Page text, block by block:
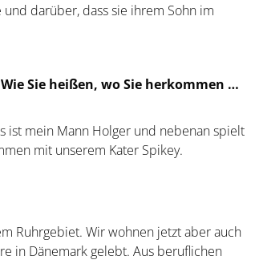
darüber, dass sie ihrem Sohn im
Sie heißen, wo Sie herkommen …
ist mein Mann Holger und nebenan spielt
mit unserem Kater Spikey.
Ruhrgebiet. Wir wohnen jetzt aber auch
in Dänemark gelebt. Aus beruflichen